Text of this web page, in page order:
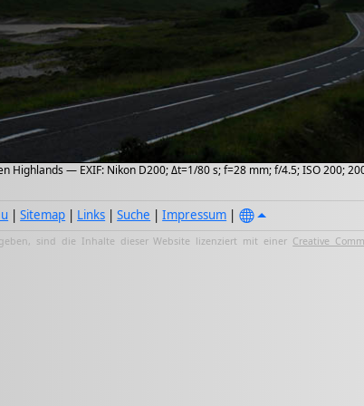
Highlands — EXIF: Nikon D200; Δt=1/80 s; f=28 mm; f/4.5; ISO 200;
|Sitemap | Links |Suche |Impressum |
sind die Inhalte dieser Website lizenziert mit einer Creative